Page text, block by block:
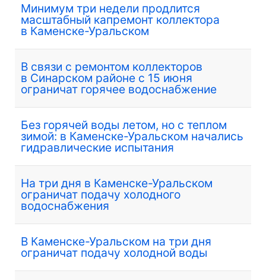
Минимум три недели продлится
масштабный капремонт коллектора
в Каменске-Уральском
В связи с ремонтом коллекторов
в Синарском районе с 15 июня
ограничат горячее водоснабжение
Без горячей воды летом, но с теплом
зимой: в Каменске-Уральском начались
гидравлические испытания
На три дня в Каменске-Уральском
ограничат подачу холодного
водоснабжения
В Каменске-Уральском на три дня
ограничат подачу холодной воды